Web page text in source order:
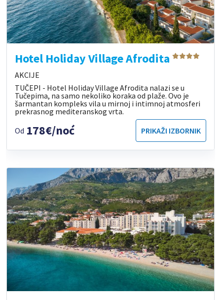
Hotel Holiday Village Afrodita
AKCIJE
TUČEPI - Hotel Holiday Village Afrodita nalazi se u
Tučepima, na samo nekoliko koraka od plaže. Ovo je
šarmantan kompleks vila u mirnoj i intimnoj atmosferi
prekrasnog mediteranskog vrta.
Od 178€/noć PRIKAŽI IZBORNIK